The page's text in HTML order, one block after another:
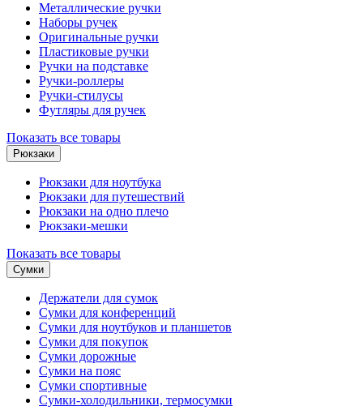
Металлические ручки
Наборы ручек
Оригинальные ручки
Пластиковые ручки
Ручки на подставке
Ручки-роллеры
Ручки-стилусы
Футляры для ручек
Показать все товары
Рюкзаки
Рюкзаки для ноутбука
Рюкзаки для путешествий
Рюкзаки на одно плечо
Рюкзаки-мешки
Показать все товары
Сумки
Держатели для сумок
Сумки для конференций
Сумки для ноутбуков и планшетов
Сумки для покупок
Сумки дорожные
Сумки на пояс
Сумки спортивные
Сумки-холодильники, термосумки